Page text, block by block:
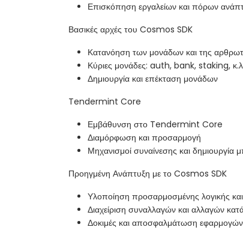
Επισκόπηση εργαλείων και πόρων
Βασικές αρχές του Cosmos SDK
Κατανόηση των μονάδων και της
Κύριες μονάδες: auth, bank, staking,
Δημιουργία και επέκταση μονάδων
Tendermint Core
Εμβάθυνση στο Tendermint Core
Διαμόρφωση και προσαρμογή
Μηχανισμοί συναίνεσης και δημιουργία
Προηγμένη Ανάπτυξη με το Cosmos SDK
Υλοποίηση προσαρμοσμένης λογικής
Διαχείριση συναλλαγών και αλλαγών
Δοκιμές και αποσφαλμάτωση